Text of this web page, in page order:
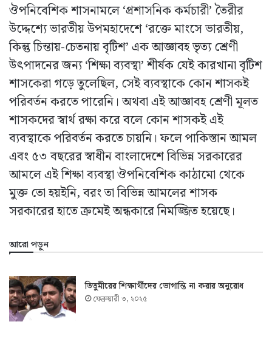
ঔপনিবেশিক শাসনামলে ‘প্রশাসনিক কর্মচারী’ তৈরীর
উদ্দেশ্যে ভারতীয় উপমহাদেশে ‘রক্তে মাংসে ভারতীয়,
কিন্তু চিন্তায়-চেতনায় বৃটিশ’ এক আজ্ঞাবহ ভৃত্য শ্রেণী
উৎপাদনের জন্য ‘শিক্ষা ব্যবস্থা’ শীর্ষক যেই কারখানা বৃটিশ
শাসকেরা গড়ে তুলেছিল, সেই ব্যবস্থাকে কোন শাসকই
পরিবর্তন করতে পারেনি। অথবা এই আজ্ঞাবহ শ্রেণী মূলত
শাসকদের স্বার্থ রক্ষা করে বলে কোন শাসকই এই
ব্যবস্থাকে পরিবর্তন করতে চায়নি। ফলে পাকিস্তান আমল
এবং ৫৩ বছরের স্বাধীন বাংলাদেশে বিভিন্ন সরকারের
আমলে এই শিক্ষা ব্যবস্থা ঔপনিবেশিক কাঠামো থেকে
মুক্ত তো হয়ইনি, বরং তা বিভিন্ন আমলের শাসক
সরকারের হাতে ক্রমেই অন্ধকারে নিমজ্জিত হয়েছে।
আরো পড়ুন
তিতুমীরের শিক্ষার্থীদের ভোগান্তি না করার অনুরোধ
ফেব্রুয়ারী ৩, ২০২৫